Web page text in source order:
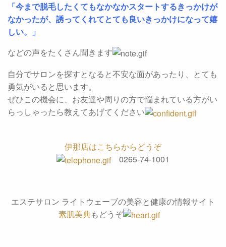
「今まで脱毛したくてもなかなかスタートするきっかけが
なかったが、誘ってくれてとても良いきっかけになって嬉
しい。」
などの声をたくさん聞きます
自分でサロンを探すとなると不安な面があったり、とても
勇気がいると思います。
ぜひこの機会に、お友達や周りの方で悩まれている方がい
らっしゃったら教えてあげてください
伊那店はこちらからどうぞ
0265-74-1001
エステサロン ライトウェーブの美容と健康の情報サイト
素肌美典もどうぞ